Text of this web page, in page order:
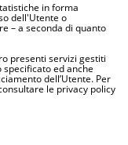
in forma
dell'Utente o
– a seconda di quanto
presenti servizi gestiti
ed anche
dell’Utente. Per
le privacy policy